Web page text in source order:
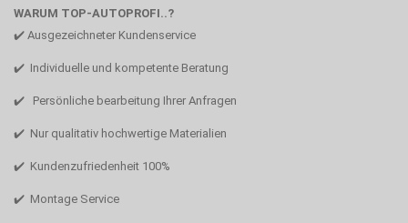
WARUM TOP-AUTOPROFI..?
✔️ Ausgezeichneter Kundenservice
✔️ Individuelle und kompetente Beratung
✔️ Persönliche bearbeitung Ihrer Anfragen
✔️ Nur qualitativ hochwertige Materialien
✔️ Kundenzufriedenheit 100%
✔️ Montage Service